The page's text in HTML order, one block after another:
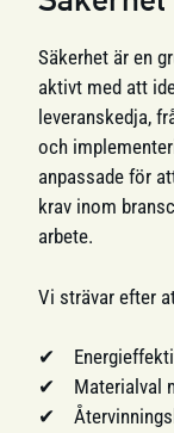
Säkerhet är en
aktivt med att
leveranskedja,
och
anpassade för
krav inom
arbete.
Vi strävar efter
Materialval